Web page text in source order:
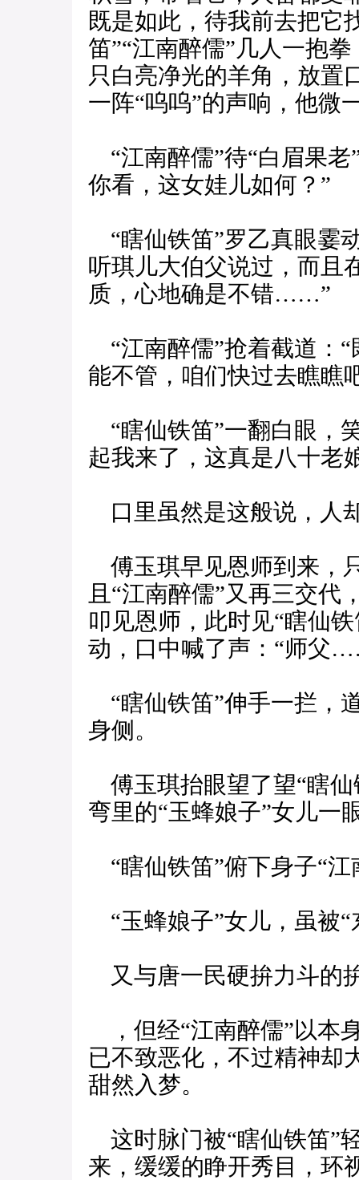
既是如此，待我前去把它
笛”“江南醉儒”几人一抱
只白亮净光的羊角，放置
一阵“呜呜”的声响，他微
“江南醉儒”待“白眉果老
你看，这女娃儿如何？”
“瞎仙铁笛”罗乙真眼霎
听琪儿大伯父说过，而且
质，心地确是不错……”
“江南醉儒”抢着截道：
能不管，咱们快过去瞧瞧
“瞎仙铁笛”一翻白眼，
起我来了，这真是八十
口里虽然是这般说，人
傅玉琪早见恩师到来，
且“江南醉儒”又再三交代
叩见恩师，此时见“瞎仙
动，口中喊了声：“师父
“瞎仙铁笛”伸手一拦，
身侧。
傅玉琪抬眼望了望“瞎仙
弯里的“玉蜂娘子”女儿一
“瞎仙铁笛”俯下身子“江
“玉蜂娘子”女儿，虽被“
又与唐一民硬拚力斗的
，但经“江南醉儒”以本
已不致恶化，不过精神却
甜然入梦。
这时脉门被“瞎仙铁笛”
来，缓缓的睁开秀目，环